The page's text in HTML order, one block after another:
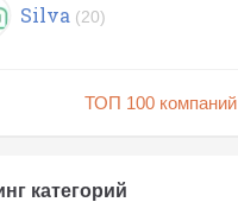
Silva (20)
ТОП 100 компаний
категорий